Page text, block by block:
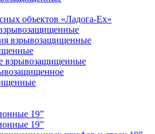
объектов «Ладога-Ex»
взрывозащищенные
взрывозащищенные
19”
19”